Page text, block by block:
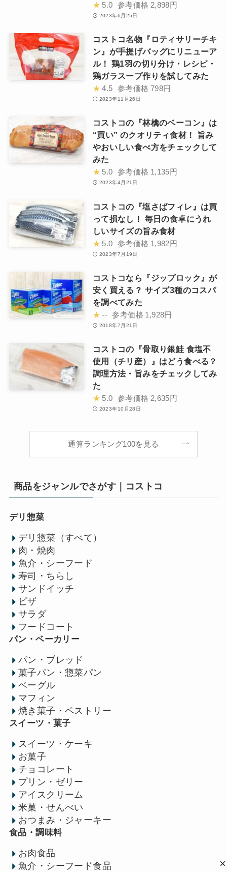
★ 5.0 参考価格 2,898円
2023年6月25日
コストコ名物『ロティサリーチキ
ン』が手提げバッグにリニューア
ル！ 鶏1羽の切り分け・レシピ・
鶏ガラスープ作りを試してみた
★ 4.5 参考価格 798円
2023年11月26日
コストコの『林檎のベーコン』は
“買い” のクオリティ食材！ 旨み
やおいしい食べ方をチェックして
みた
★ 5.0 参考価格 1,135円
2023年4月21日
コストコの『塩さばフィレ』は買
って損なし！ 毎日の食卓にうれ
しいサイズの旨み食材
★ 5.0 参考価格 1,982円
2023年7月19日
コストコなら『ジップロック』が
安く買える？ サイズ3種のコスパ
を調べてみた
★ -- 参考価格 1,928円
2018年7月21日
コストコの『骨取り銀鮭 食塩不
使用（チリ産）』はどう食べる？
調理方法・旨みをチェックしてみ
た
★ 5.0 参考価格 2,635円
2023年10月28日
通算ランキング100を見る
商品をジャンルでさがす｜コストコ
デリ惣菜
デリ惣菜（すべて）
肉・焼肉
魚介・シーフード
寿司・ちらし
サンドイッチ
ピザ
サラダ
フードコート
パン・ベーカリー
パン・ブレッド
菓子パン・惣菜パン
ベーグル
マフィン
焼き菓子・ペストリー
スイーツ・菓子
スイーツ・ケーキ
お菓子
チョコレート
プリン・ゼリー
アイスクリーム
米菓・せんべい
おつまみ・ジャーキー
食品・調味料
お肉食品
魚介・シーフード食品